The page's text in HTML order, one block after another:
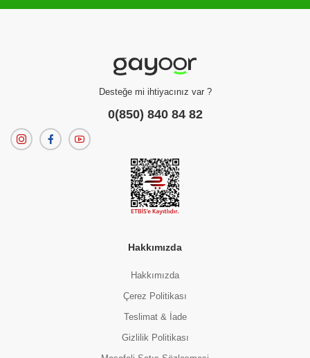
Desteğe mi ihtiyacınız var ?
0(850) 840 84 82
Hakkımızda
Hakkımızda
Çerez Politikası
Teslimat & İade
Gizlilik Politikası